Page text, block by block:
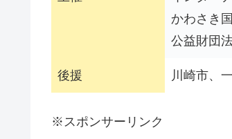
かわさき
公益財団
後援 川崎市、
※スポンサーリンク